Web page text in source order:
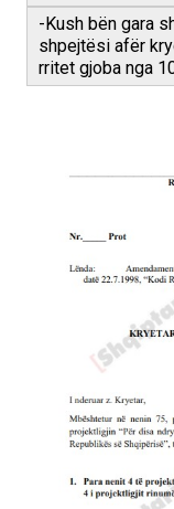
-Kush bën gara
shpejtësi afër
rritet gjoba nga